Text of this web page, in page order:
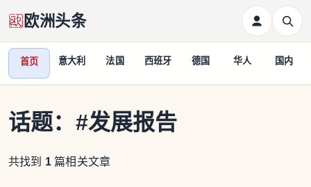
欧洲头条
首页 意大利 法国 西班牙 德国 华人 国内
话题： #发展报告
共找到 1 篇相关文章